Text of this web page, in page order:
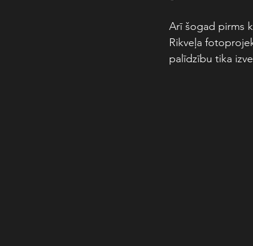
Arī šogad pirms
Rikveļa
palīdzību tika